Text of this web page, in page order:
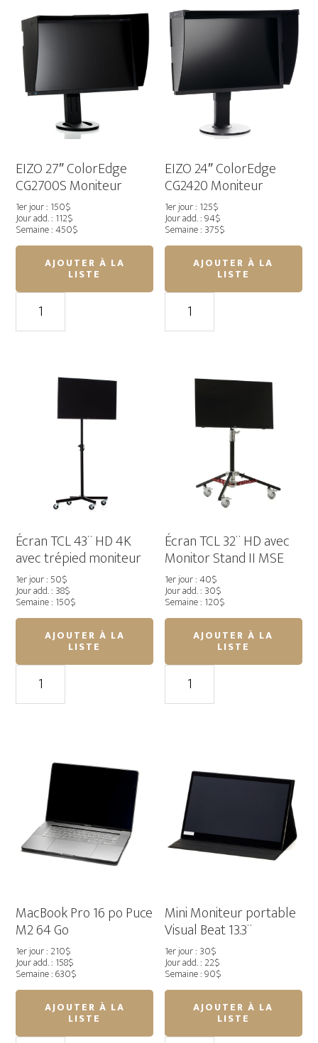
EVO
X
Cart
avec
X-
Top
Keyboard
EVO
Cart
avec
X-
Top
Keyboard
EIZO 27″ ColorEdge
CG2700S Moniteur
1er jour : 150$
Jour add. : 112$
Semaine : 450$
AJOUTER À LA
LISTE
quantité
EIZO
CG2700S
Moniteur
EIZO 24″ ColorEdge
CG2420 Moniteur
1er jour : 125$
Jour add. : 94$
Semaine : 375$
AJOUTER À LA
LISTE
quantité
EIZO
CG2420
Moniteur
Écran TCL 43¨ HD 4K
avec trépied moniteur
1er jour : 50$
Jour add. : 38$
Semaine : 150$
AJOUTER À LA
LISTE
quantité
Écran
trépied
moniteur
Écran TCL 32¨ HD avec
Monitor Stand II MSE
1er jour : 40$
Jour add. : 30$
Semaine : 120$
AJOUTER À LA
LISTE
quantité
Écran
Monitor
Stand
MSE
MacBook Pro 16 po Puce
M2 64 Go
1er jour : 210$
Jour add. : 158$
Semaine : 630$
AJOUTER À LA
LISTE
Mini Moniteur portable
Visual Beat 13.3¨
1er jour : 30$
Jour add. : 22$
Semaine : 90$
AJOUTER À LA
LISTE